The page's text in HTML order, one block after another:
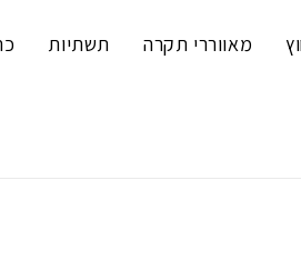
מאווררי תקרה תשתיות